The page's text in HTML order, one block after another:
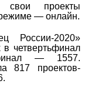
свои проекты
— онлайн.
России-2020»
в четвертьфинал
— 1557.
817 проектов-